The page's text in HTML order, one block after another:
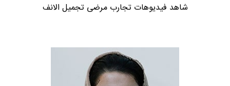
شاهد فيديوهات تجارب مرضى تجميل الانف